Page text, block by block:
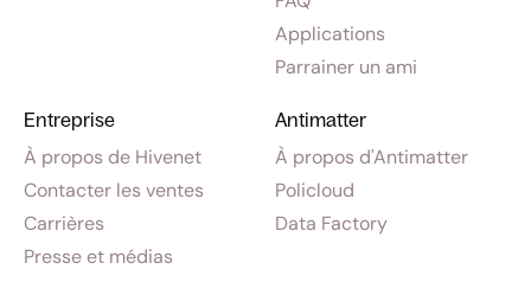
Applications
Parrainer un ami
Entreprise
À propos de Hivenet
Contacter les ventes
Carrières
Presse et médias
Antimatter
À propos d'Antimatter
Policloud
Data Factory